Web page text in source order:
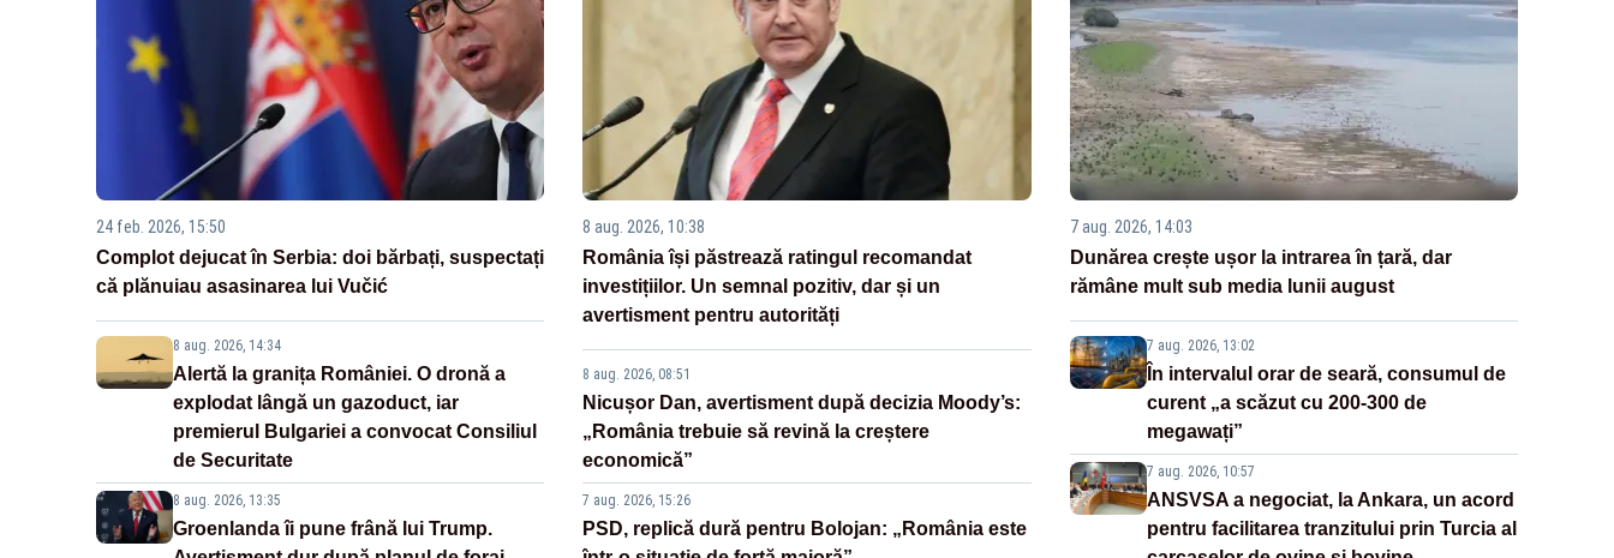
24 feb. 2026, 15:50
Complot dejucat în Serbia: doi bărbați, suspectați
că plănuiau asasinarea lui Vučić
8 aug. 2026, 14:34
Alertă la granița României. O dronă a
explodat lângă un gazoduct, iar
premierul Bulgariei a convocat Consiliul
de Securitate
8 aug. 2026, 13:35
Groenlanda îi pune frână lui Trump.
8 aug. 2026, 10:38
România își păstrează ratingul recomandat
investițiilor. Un semnal pozitiv, dar și un
avertisment pentru autorități
8 aug. 2026, 08:51
Nicușor Dan, avertisment după decizia Moody’s:
„România trebuie să revină la creștere
economică”
7 aug. 2026, 15:26
PSD, replică dură pentru Bolojan: „România este
7 aug. 2026, 14:03
Dunărea crește ușor la intrarea în țară, dar
rămâne mult sub media lunii august
7 aug. 2026, 13:02
În intervalul orar de seară, consumul de
curent „a scăzut cu 200-300 de
megawați”
7 aug. 2026, 10:57
ANSVSA a negociat, la Ankara, un acord
pentru facilitarea tranzitului prin Turcia al